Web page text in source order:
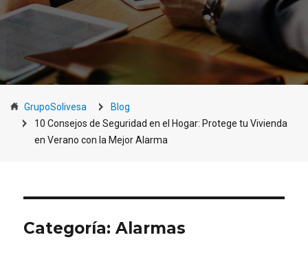
GrupoSolivesa
Blog
10 Consejos de Seguridad en el Hogar: Protege tu Vivienda
en Verano con la Mejor Alarma
Categoría:Alarmas